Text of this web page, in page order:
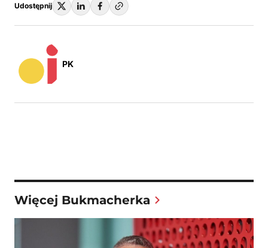
Udostępnij
PK
Więcej Bukmacherka